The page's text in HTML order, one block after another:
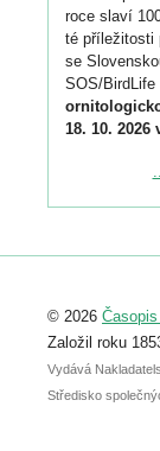
roce slaví
té příležitosti
se
SOS/BirdLife
18. 10. 2026
Podrobnější
Registrovat
abstraktu
posteru je už
© 2026
Založil roku
Vydává
Středisko